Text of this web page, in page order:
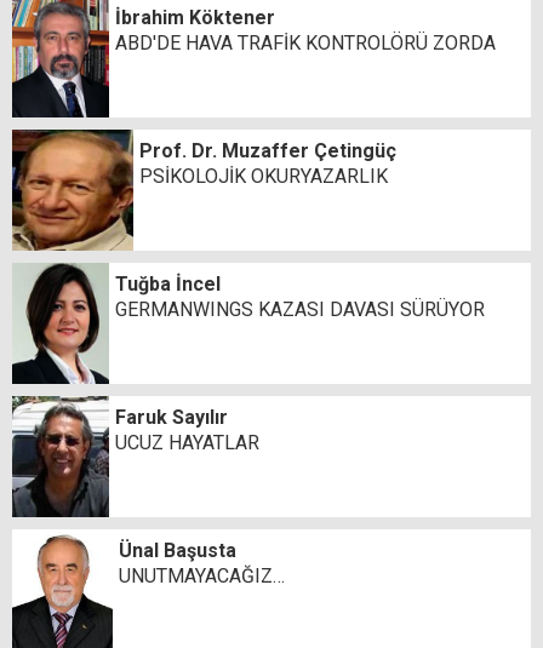
İbrahim Köktener
ABD'DE HAVA TRAFİK KONTROLÖRÜ ZORDA
Prof. Dr. Muzaffer Çetingüç
PSİKOLOJİK OKURYAZARLIK
Tuğba İncel
GERMANWINGS KAZASI DAVASI SÜRÜYOR
Faruk Sayılır
UCUZ HAYATLAR
Ünal Başusta
UNUTMAYACAĞIZ…